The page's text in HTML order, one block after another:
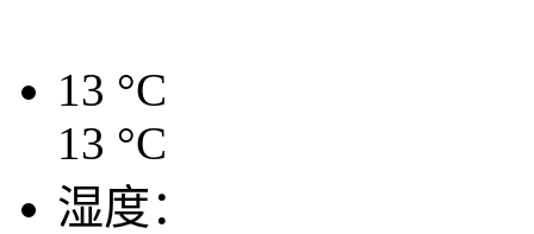
13 °C
13 °C
湿度：